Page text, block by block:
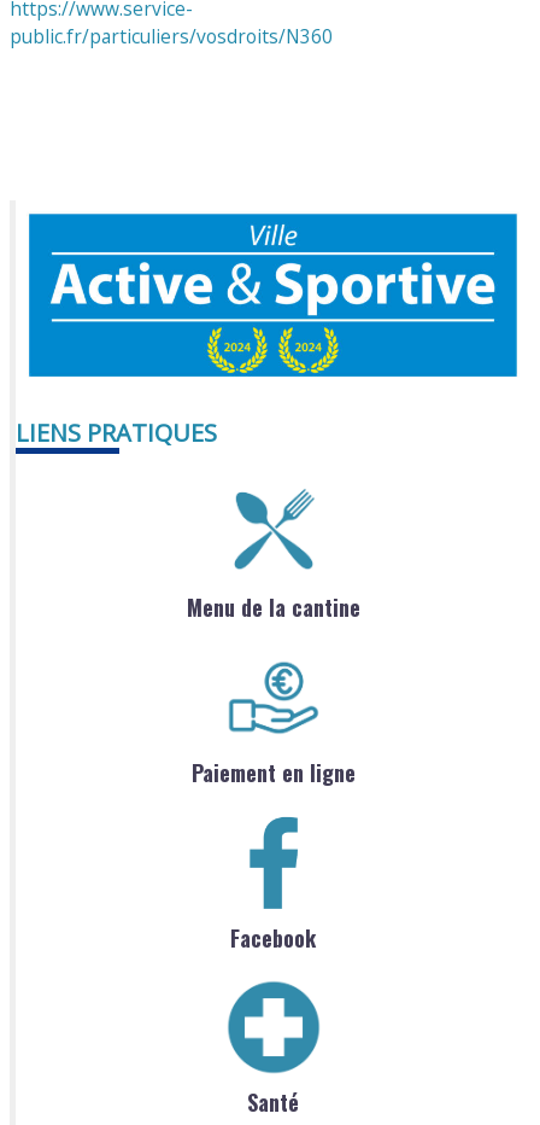
https://www.service-
public.fr/particuliers/vosdroits/N360
LIENS PRATIQUES
Menu de la cantine
Paiement en ligne
Facebook
Santé